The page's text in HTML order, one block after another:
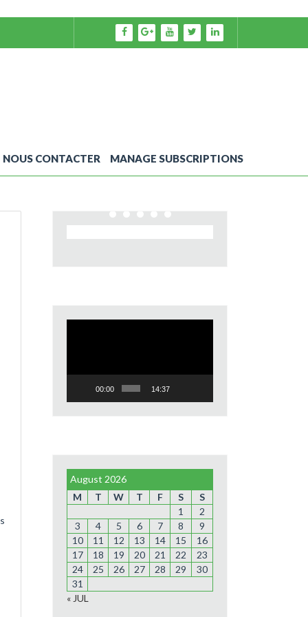
NOUS CONTACTER MANAGE SUBSCRIPTIONS
00:00 14:37
August 2026
M
T W T F S
S
1
2
3
4 5 6 7 8
9
10
11 12 13 14 15
16
17
18 19 20 21 22
23
24
25 26 27 28 29
30
31
« JUL